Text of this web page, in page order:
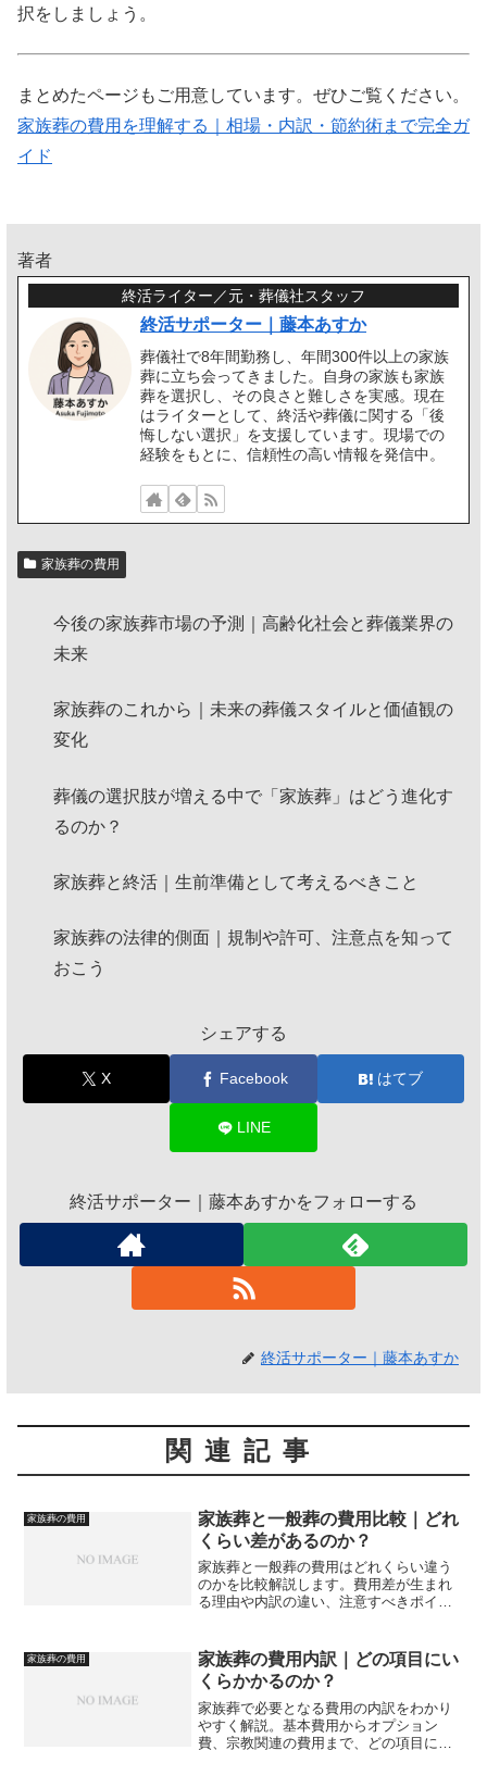
択をしましょう。
まとめたページもご用意しています。ぜひご覧ください。
家族葬の費用を理解する｜相場・内訳・節約術まで完全ガ
イド
著者
終活ライター／元・葬儀社スタッフ
終活サポーター｜藤本あすか
葬儀社で8年間勤務し、年間300件以上の家族
葬に立ち会ってきました。自身の家族も家族
葬を選択し、その良さと難しさを実感。現在
はライターとして、終活や葬儀に関する「後
悔しない選択」を支援しています。現場での
経験をもとに、信頼性の高い情報を発信中。
家族葬の費用
今後の家族葬市場の予測｜高齢化社会と葬儀業界の
未来
家族葬のこれから｜未来の葬儀スタイルと価値観の
変化
葬儀の選択肢が増える中で「家族葬」はどう進化す
るのか？
家族葬と終活｜生前準備として考えるべきこと
家族葬の法律的側面｜規制や許可、注意点を知って
おこう
シェアする
X Facebook はてブ
LINE
終活サポーター｜藤本あすかをフォローする
終活サポーター｜藤本あすか
関連記事
家族葬の費用
家族葬と一般葬の費用比較｜どれ
くらい差があるのか？
家族葬と一般葬の費用はどれくらい違う
のかを比較解説します。費用差が生まれ
る理由や内訳の違い、注意すべきポイン
家族葬の費用
家族葬の費用内訳｜どの項目にい
くらかかるのか？
家族葬で必要となる費用の内訳をわかり
やすく解説。基本費用からオプション
費、宗教関連の費用まで、どの項目にい